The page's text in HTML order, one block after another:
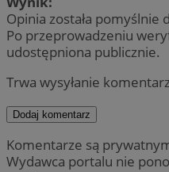
Opinia została pomyślnie
Po przeprowadzeniu
udostępniona publicznie.
Trwa wysyłanie
Dodaj komentarz
Komentarze są
Wydawca portalu nie